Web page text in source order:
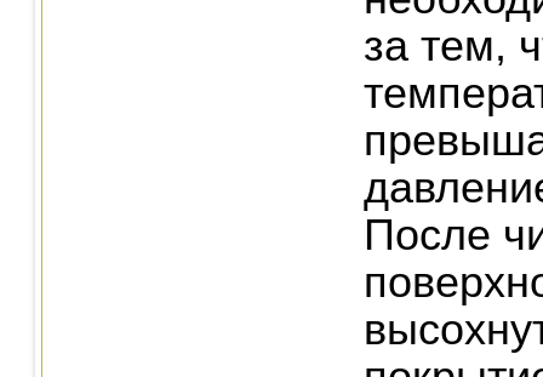
за тем,
После